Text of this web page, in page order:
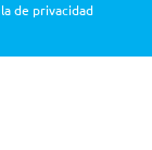
de privacidad